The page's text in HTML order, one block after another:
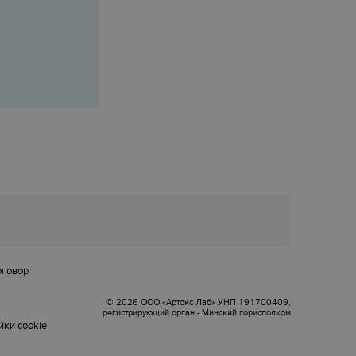
cookie
© 2026 ООО «Артокс Лаб» УНП 191700409,
регистрирующий орган - Минский горисполком